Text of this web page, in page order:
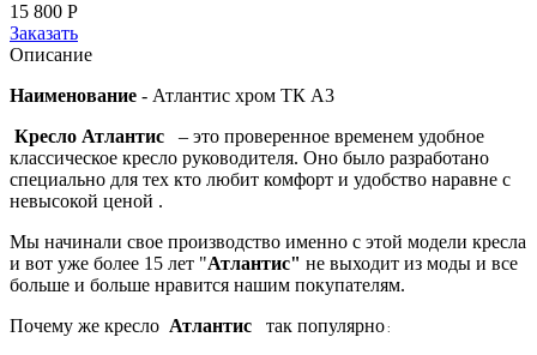
15 800 Р
Заказать
Описание
Наименование - Атлантис хром ТК A3
Кресло Атлантис – это проверенное временем удобное
классическое кресло руководителя. Оно было разработано
специально для тех кто любит комфорт и удобство наравне с
невысокой ценой .
Мы начинали свое производство именно с этой модели кресла
и вот уже более 15 лет "Атлантис" не выходит из моды и все
больше и больше нравится нашим покупателям.
Почему же кресло Атлантис так популярно :